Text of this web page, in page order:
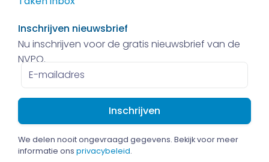
Inschrijven nieuwsbrief
Nu inschrijven voor de gratis nieuwsbrief van de
NVPO.
E-
mailadres
We delen nooit ongevraagd gegevens. Bekijk voor meer
informatie ons privacybeleid.